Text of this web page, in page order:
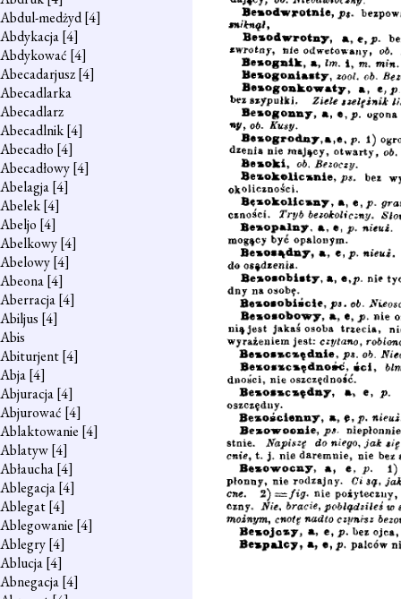
Abdul-medżyd[4]
Abdykacja[4]
Abdykować [4]
Abecadarjusz[4]
Abecadlarka
Abecadlarz
Abecadlnik[4]
Abecadło [4]
Abecadłowy[4]
Abelagja[4]
Abelek[4]
Abeljo [4]
Abelkowy[4]
Abelowy[4]
Abeona[4]
Aberracja[4]
Abiljus [4]
Abis
Abiturjent[4]
Abja[4]
Abjuracja[4]
Abjurować [4]
Ablaktowanie [4]
Ablatyw[4]
Abłaucha[4]
Ablegacja[4]
Ablegat[4]
Ablegowanie [4]
Ablegry[4]
Ablucja[4]
Abnegacja[4]